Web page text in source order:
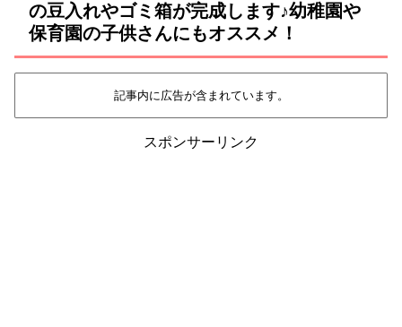
の豆入れやゴミ箱が完成します♪幼稚園や
保育園の子供さんにもオススメ！
記事内に広告が含まれています。
スポンサーリンク